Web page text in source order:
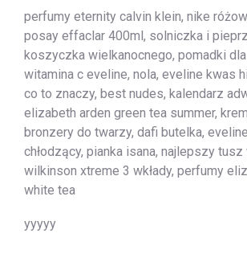
perfumy eternity calvin klein, nike
posay effaclar 400ml, solniczka i
koszyczka wielkanocnego, pomadki
witamina c eveline, nola, eveline kwas
co to znaczy, best nudes, kalendarz
elizabeth arden green tea summer,
bronzery do twarzy, dafi butelka,
chłodzący, pianka isana, najlepszy tusz
wilkinson xtreme 3 wkłady, perfumy
white tea
yyyyy